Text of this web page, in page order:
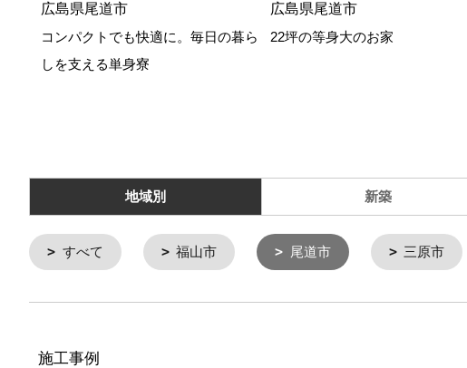
広島県尾道市
コンパクトでも快適に。毎日の暮ら
しを支える単身寮
広島県尾道市
22坪の等身大のお家
地域別 新築
すべて 福山市 尾道市 三原市
施工事例